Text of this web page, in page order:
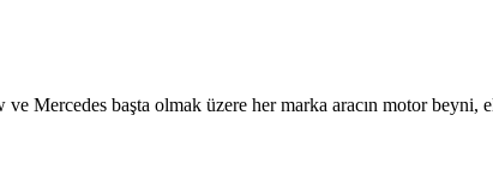
Mercedes başta olmak üzere her marka aracın motor